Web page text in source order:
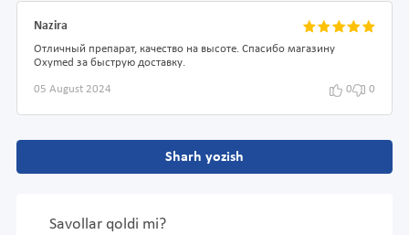
Nazira
Отличный препарат, качество на высоте. Спасибо магазину
Oxymed за быструю доставку.
05 August 2024 0 0
Sharh yozish
Savollar qoldi mi?